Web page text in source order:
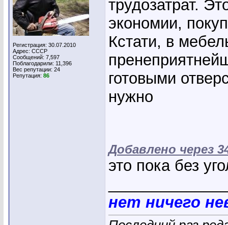
Регистрация: 30.07.2010
Адрес: СССР
Сообщений: 7,597
Поблагодарили: 11,396
Вес репутации: 24
Репутация: 86
трудозатрат.
экономии,
Кстати, в
готовыми
нужно
Добавлено через
это пока без
нет ничего